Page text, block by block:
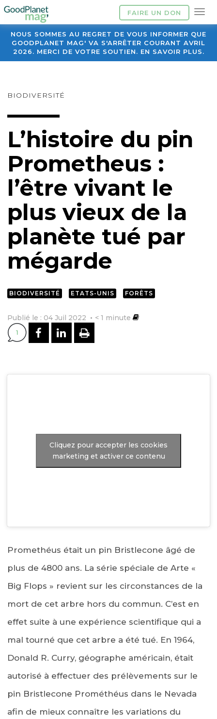
FAIRE UN DON
NOUS SOMMES AU REGRET DE VOUS INFORMER QUE
GOODPLANET MAG' VA S'ARRÊTER COURANT AVRIL
2026. MERCI DE VOTRE SOUTIEN. EN SAVOIR PLUS.
BIODIVERSITÉ
L’histoire du pin
Prometheus :
l’être vivant le
plus vieux de la
planète tué par
mégarde
BIODIVERSITÉ ETATS-UNIS FORÊTS
Publié le : 04 Juil 2022 < 1 minute
1 PARTAGER SUR FACEBOOK
PARTAGER SUR
IMPRIMER
Cliquez pour accepter les cookies
marketing et activer ce contenu
Promethéus était un pin Bristlecone âgé de
plus de 4800 ans. La série spéciale de Arte «
Big Flops » revient sur les circonstances de la
mort de cet arbre hors du commun. C’est en
effet suite à une expérience scientifique qui a
mal tourné que cet arbre a été tué. En 1964,
Donald R. Curry, géographe américain, était
autorisé à effectuer des prélèvements sur le
pin Bristlecone Prométhéus dans le Nevada
afin de mieux connaître les variations du